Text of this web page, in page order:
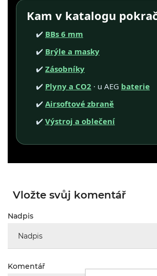
Kam v katalogu
✔️ BBs 6 mm
✔️ Brýle a masky
✔️ Zásobníky
✔️ Plyny a CO2 · u AEG baterie
✔️ Airsoftové zbraně
✔️ Výstroj a oblečení
Vložte svůj komentář
Nadpis
Komentář